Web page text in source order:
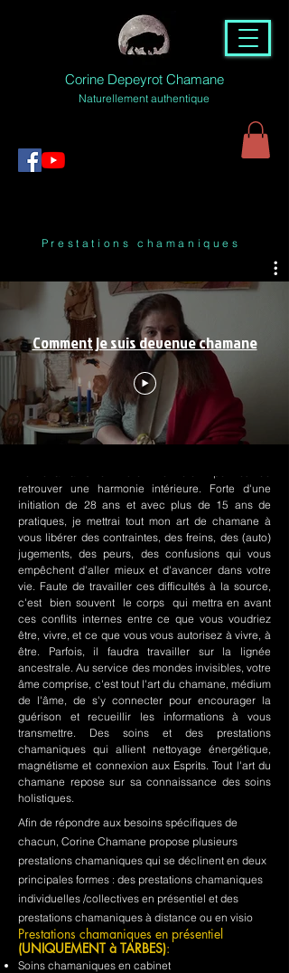
Corine Depeyrot Chamane
Naturellement authentique
Prestations chamaniques
Comment je suis devenue chamane
retrouver une harmonie intérieure. Forte d'une
initiation de 28 ans et avec plus de 15 ans de
pratiques, je mettrai tout mon art de chamane à
vous libérer des contraintes, des freins, des (auto)
jugements, des peurs, des confusions qui vous
empêchent d'aller mieux et d'avancer dans votre
vie. Faute de travailler ces difficultés à la source,
c'est bien souvent le corps qui mettra en avant
ces conflits internes entre ce que vous voudriez
être, vivre, et ce que vous vous autorisez à vivre, à
être. Parfois, il faudra travailler sur la lignée
ancestrale. Au service des mondes invisibles, votre
âme comprise, c'est tout l'art du chamane, médium
de l'âme, de s'y connecter pour encourager la
guérison et recueillir les informations à vous
transmettre. Des soins et des prestations
chamaniques qui allient nettoyage énergétique,
magnétisme et connexion aux Esprits. Tout l'art du
chamane repose sur sa connaissance des soins
holistiques.
Afin de répondre aux besoins spécifiques de
chacun, Corine Chamane propose plusieurs
prestations chamaniques qui se déclinent en deux
principales formes : des prestations chamaniques
individuelles /collectives en présentiel et des
prestations chamaniques à distance ou en visio
Prestations chamaniques en présentiel
(UNIQUEMENT à TARBES):
Soins chamaniques en cabinet